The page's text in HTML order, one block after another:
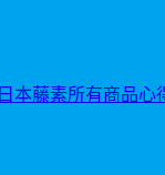
日本藤素所有商品心